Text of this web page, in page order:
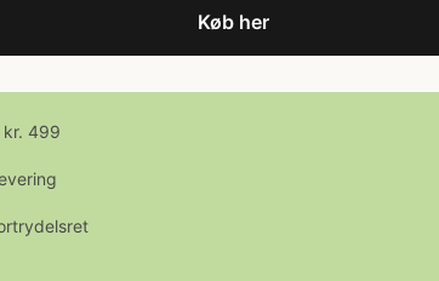
Køb her
499